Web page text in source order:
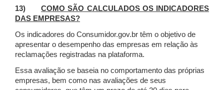
13)COMO SÃO CALCULADOS OS INDICADORES
DAS EMPRESAS?
Os indicadores do Consumidor.gov.br têm o objetivo de
apresentar o desempenho das empresas em relação às
reclamações registradas na plataforma.
Essa avaliação se baseia no comportamento das próprias
empresas, bem como nas avaliações de seus